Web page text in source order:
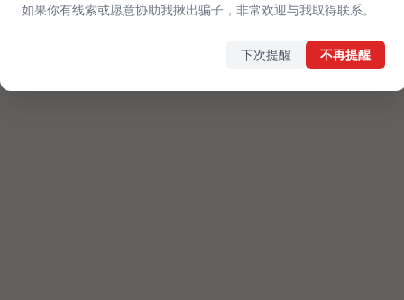
如果你有线索或愿意协助我揪出骗子，非常欢迎与我取得联系。
下次提醒 不再提醒